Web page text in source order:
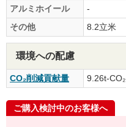
アルミホイール
-
その他
8.2立米
環境への配慮
CO₂削減貢献量 9.26t-CO₂
ご購入検討中のお客様へ